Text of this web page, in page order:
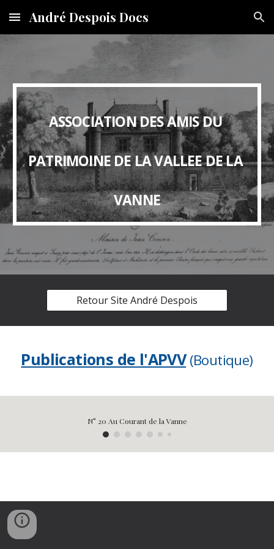
Skip to main content Skip to navigation
André Despois Docs
ASSOCIATION DES AMIS DU
PATRIMOINE DE LA VALLEE DE LA
VANNE
Retour Site André Despois
Publications de l'APVV (Boutique)
N° 20 Au Courant de la Vanne